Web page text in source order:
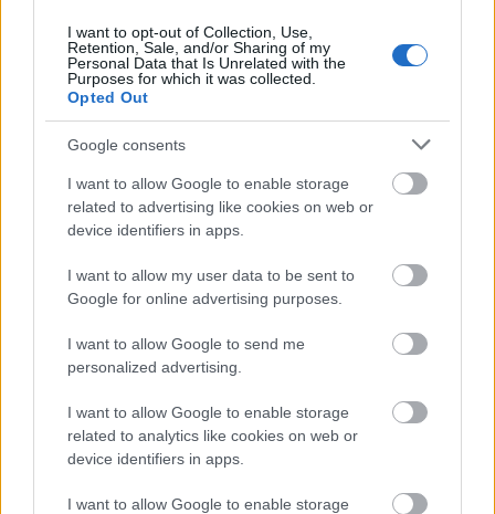
I want to opt-out of Collection, Use,
Retention, Sale, and/or Sharing of my
Personal Data that Is Unrelated with the
Purposes for which it was collected.
Opted Out
Google consents
I want to allow Google to enable storage
related to advertising like cookies on web or
device identifiers in apps.
I want to allow my user data to be sent to
Google for online advertising purposes.
I want to allow Google to send me
personalized advertising.
I want to allow Google to enable storage
related to analytics like cookies on web or
device identifiers in apps.
I want to allow Google to enable storage
VECSEI H. MIKLÓS A ZSÁMBÉKI NYÁRI
SZÍNHÁZRÓL
26. ALKALOMMAL VÁR MINDENKIT A DOMBOS
FEST